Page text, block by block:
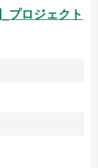
プロジェクト